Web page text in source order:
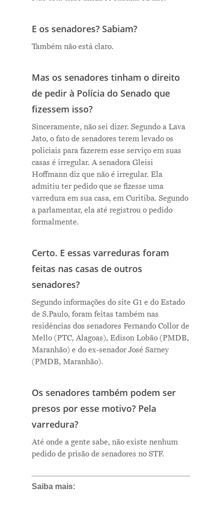
E os senadores? Sabiam?
Também não está claro.
Mas os senadores tinham o direito
de pedir à Polícia do Senado que
fizessem isso?
Sinceramente, não sei dizer. Segundo a Lava
Jato, o fato de senadores terem levado os
policiais para fazerem esse serviço em suas
casas é irregular. A senadora Gleisi
Hoffmann diz que não é irregular. Ela
admitiu ter pedido que se fizesse uma
varredura em sua casa, em Curitiba. Segundo
a parlamentar, ela até registrou o pedido
formalmente.
Certo. E essas varreduras foram
feitas nas casas de outros
senadores?
Segundo informações do site G1 e do Estado
de S.Paulo, foram feitas também nas
residências dos senadores Fernando Collor de
Mello (PTC, Alagoas), Edison Lobão (PMDB,
Maranhão) e do ex-senador José Sarney
(PMDB, Maranhão).
Os senadores também podem ser
presos por esse motivo? Pela
varredura?
Até onde a gente sabe, não existe nenhum
pedido de prisão de senadores no STF.
Saiba mais:
Notícias
Contatos